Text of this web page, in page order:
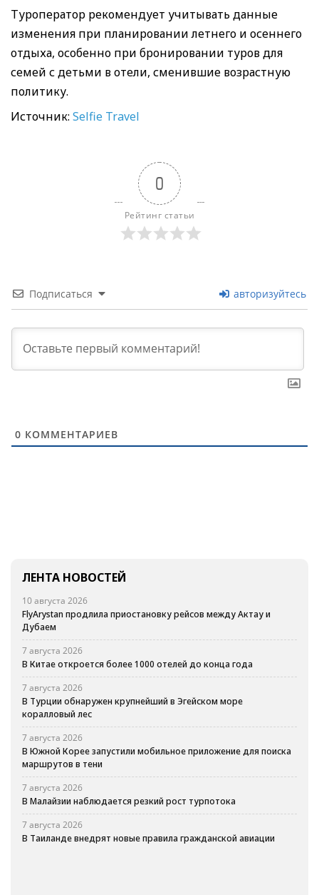
Туроператор рекомендует учитывать данные
изменения при планировании летнего и осеннего
отдыха, особенно при бронировании туров для
семей с детьми в отели, сменившие возрастную
политику.
Источник: Selfie Travel
0
Рейтинг статьи
Подписаться авторизуйтесь
0 КОММЕНТАРИЕВ
ЛЕНТА НОВОСТЕЙ
10 августа 2026
FlyArystan продлила приостановку рейсов между Актау и
Дубаем
7 августа 2026
В Китае откроется более 1000 отелей до конца года
7 августа 2026
В Турции обнаружен крупнейший в Эгейском море
коралловый лес
7 августа 2026
В Южной Корее запустили мобильное приложение для поиска
маршрутов в тени
7 августа 2026
В Малайзии наблюдается резкий рост турпотока
7 августа 2026
В Таиланде внедрят новые правила гражданской авиации